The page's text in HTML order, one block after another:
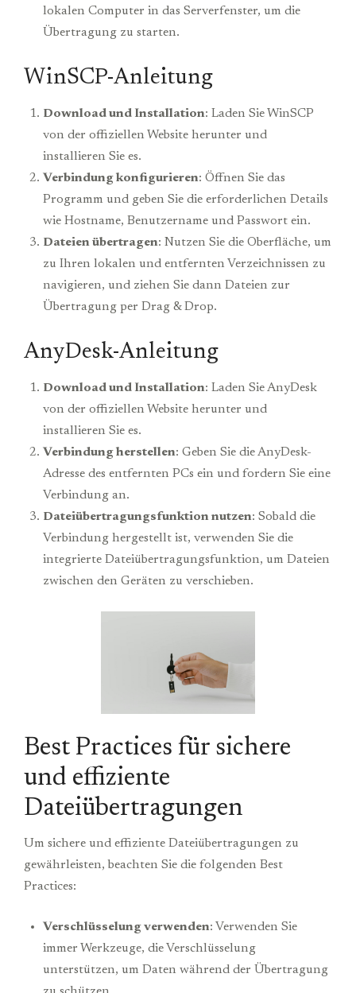
lokalen Computer in das Serverfenster, um die
Übertragung zu starten.
WinSCP-Anleitung
Download und Installation: Laden Sie WinSCP
von der offiziellen Website herunter und
installieren Sie es.
Verbindung konfigurieren: Öffnen Sie das
Programm und geben Sie die erforderlichen Details
wie Hostname, Benutzername und Passwort ein.
Dateien übertragen: Nutzen Sie die Oberfläche, um
zu Ihren lokalen und entfernten Verzeichnissen zu
navigieren, und ziehen Sie dann Dateien zur
Übertragung per Drag & Drop.
AnyDesk-Anleitung
Download und Installation: Laden Sie AnyDesk
von der offiziellen Website herunter und
installieren Sie es.
Verbindung herstellen: Geben Sie die AnyDesk-
Adresse des entfernten PCs ein und fordern Sie eine
Verbindung an.
Dateiübertragungsfunktion nutzen: Sobald die
Verbindung hergestellt ist, verwenden Sie die
integrierte Dateiübertragungsfunktion, um Dateien
zwischen den Geräten zu verschieben.
Best Practices für sichere
und effiziente
Dateiübertragungen
Um sichere und effiziente Dateiübertragungen zu
gewährleisten, beachten Sie die folgenden Best
Practices:
Verschlüsselung verwenden: Verwenden Sie
immer Werkzeuge, die Verschlüsselung
unterstützen, um Daten während der Übertragung